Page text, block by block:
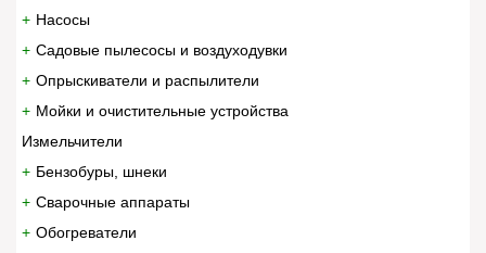
Насосы
Садовые пылесосы и воздуходувки
Опрыскиватели и распылители
Мойки и очистительные устройства
Измельчители
Бензобуры, шнеки
Сварочные аппараты
Обогреватели